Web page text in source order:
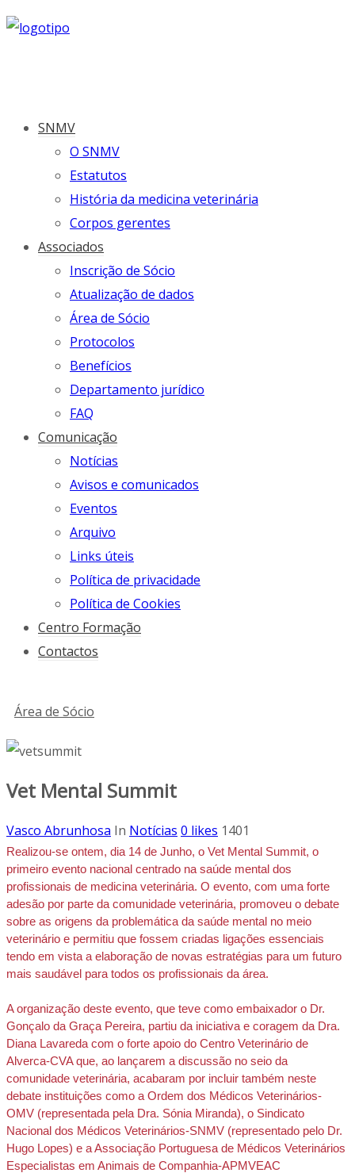
SNMV
O SNMV
Estatutos
História da medicina veterinária
Corpos gerentes
Associados
Inscrição de Sócio
Atualização de dados
Área de Sócio
Protocolos
Benefícios
Departamento jurídico
FAQ
Comunicação
Notícias
Avisos e comunicados
Eventos
Arquivo
Links úteis
Política de privacidade
Política de Cookies
Centro Formação
Contactos
Área de Sócio
Vet Mental Summit
Vasco Abrunhosa In Notícias 0 likes 1401
Realizou-se ontem, dia 14 de Junho, o Vet Mental Summit, o
primeiro evento nacional centrado na saúde mental dos
profissionais de medicina veterinária. O evento, com uma forte
adesão por parte da comunidade veterinária, promoveu o debate
sobre as origens da problemática da saúde mental no meio
veterinário e permitiu que fossem criadas ligações essenciais
tendo em vista a elaboração de novas estratégias para um futuro
mais saudável para todos os profissionais da área.
A organização deste evento, que teve como embaixador o Dr.
Gonçalo da Graça Pereira, partiu da iniciativa e coragem da Dra.
Diana Lavareda com o forte apoio do Centro Veterinário de
Alverca-CVA que, ao lançarem a discussão no seio da
comunidade veterinária, acabaram por incluir também neste
debate instituições como a Ordem dos Médicos Veterinários-
OMV (representada pela Dra. Sónia Miranda), o Sindicato
Nacional dos Médicos Veterinários-SNMV (representado pelo Dr.
Hugo Lopes) e a Associação Portuguesa de Médicos Veterinários
Especialistas em Animais de Companhia-APMVEAC